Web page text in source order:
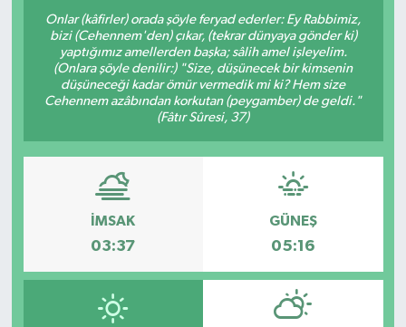
Onlar (kâfirler) orada şöyle feryad ederler: Ey Rabbimiz,
bizi (Cehennem'den) çıkar, (tekrar dünyaya gönder ki)
yaptığımız amellerden başka; sâlih amel işleyelim.
(Onlara şöyle denilir:) "Size, düşünecek bir kimsenin
düşüneceği kadar ömür vermedik mi ki? Hem size
Cehennem azâbından korkutan (peygamber) de geldi."
(Fâtır Sûresi, 37)
İMSAK
03:37
GÜNEŞ
05:16